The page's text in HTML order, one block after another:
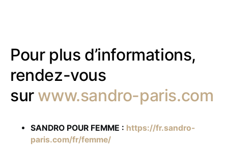
Pour plus d’informations,
rendez-vous
sur www.sandro-paris.com
SANDRO POUR FEMME : https://fr.sandro-
paris.com/fr/femme/